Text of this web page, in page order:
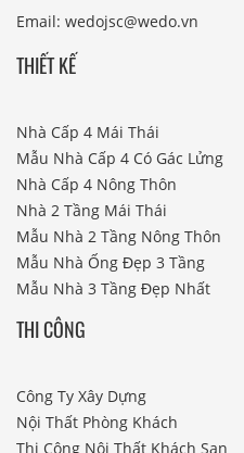
Email: wedojsc@wedo.vn
THIẾT KẾ
Nhà Cấp 4 Mái Thái
Mẫu Nhà Cấp 4 Có Gác Lửng
Nhà Cấp 4 Nông Thôn
Nhà 2 Tầng Mái Thái
Mẫu Nhà 2 Tầng Nông Thôn
Mẫu Nhà Ống Đẹp 3 Tầng
Mẫu Nhà 3 Tầng Đẹp Nhất
THI CÔNG
Công Ty Xây Dựng
Nội Thất Phòng Khách
Thi Công Nội Thất Khách Sạn